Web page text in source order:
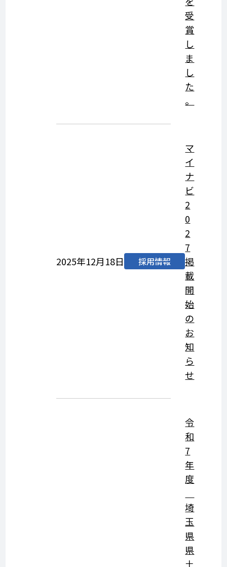
受
賞
し
ま
し
た
。
2025年12月18日 採用情報
マ
イ
ナ
ビ
2
0
2
7
掲
載
開
始
の
お
知
ら
せ
令
和
7
年
度
埼
玉
県
県
土